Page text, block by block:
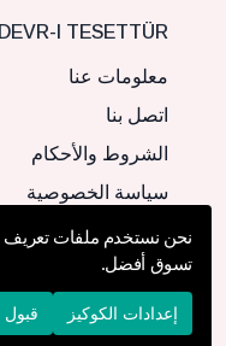
DEVR-I TESETTÜR
معلومات عنا
اتصل بنا
الشروط والأحكام
سياسة الخصوصية
© 2026 Devr-i Tesettür -
نحن نستخدم ملفات تعريف
تسوق أفضل.
إعدادات الكوكيز قبول